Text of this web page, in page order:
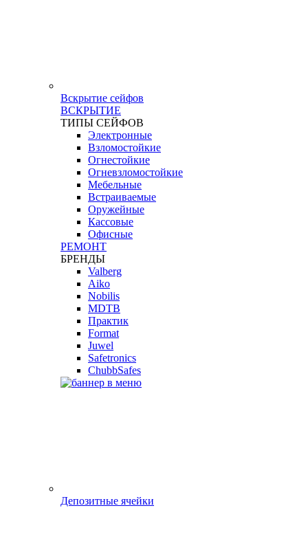
Вскрытие сейфов
ВСКРЫТИЕ
ТИПЫ СЕЙФОВ
Электронные
Взломостойкие
Огнестойкие
Огневзломостойкие
Мебельные
Встраиваемые
Оружейные
Кассовые
Офисные
РЕМОНТ
БРЕНДЫ
Valberg
Aiko
Nobilis
MDTB
Практик
Format
Juwel
Safetronics
ChubbSafes
Депозитные ячейки